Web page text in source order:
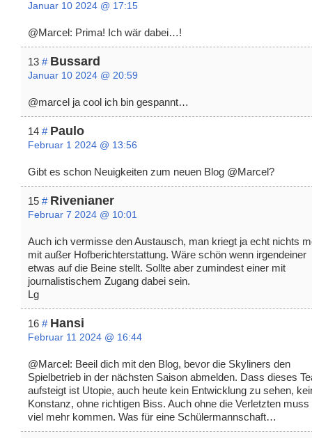
Januar 10 2024 @ 17:15
@Marcel: Prima! Ich wär dabei…!
13 # Bussard
Januar 10 2024 @ 20:59
@marcel ja cool ich bin gespannt…
14 # Paulo
Februar 1 2024 @ 13:56
Gibt es schon Neuigkeiten zum neuen Blog @Marcel?
15 # Rivenianer
Februar 7 2024 @ 10:01
Auch ich vermisse den Austausch, man kriegt ja echt nichts
mit außer Hofberichterstattung. Wäre schön wenn irgendeiner
etwas auf die Beine stellt. Sollte aber zumindest einer mit
journalistischem Zugang dabei sein.
Lg
16 # Hansi
Februar 11 2024 @ 16:44
@Marcel: Beeil dich mit den Blog, bevor die Skyliners den
Spielbetrieb in der nächsten Saison abmelden. Dass dieses
aufsteigt ist Utopie, auch heute kein Entwicklung zu sehen,
Konstanz, ohne richtigen Biss. Auch ohne die Verletzten muss
viel mehr kommen. Was für eine Schülermannschaft…